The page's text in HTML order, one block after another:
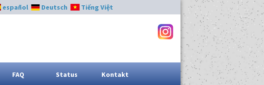
español Deutsch Tiếng Việt
FAQ Status Kontakt